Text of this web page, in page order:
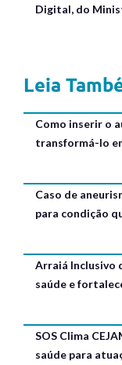
Digital, do
Leia
Como inserir o
transformá-lo
Caso de
para condição
Arraiá Inclusivo
saúde e
SOS Clima
saúde para